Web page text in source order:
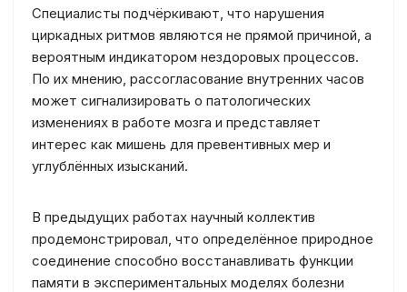
Специалисты подчёркивают, что нарушения
циркадных ритмов являются не прямой причиной, а
вероятным индикатором нездоровых процессов.
По их мнению, рассогласование внутренних часов
может сигнализировать о патологических
изменениях в работе мозга и представляет
интерес как мишень для превентивных мер и
углублённых изысканий.
В предыдущих работах научный коллектив
продемонстрировал, что определённое природное
соединение способно восстанавливать функции
памяти в экспериментальных моделях болезни